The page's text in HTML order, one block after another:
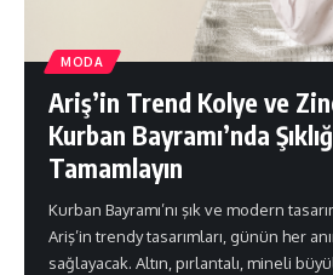
MODA
Ariş’in Trend Kolye ve
Kurban Bayramı’nda
Tamamlayın
Kurban Bayramı’nı şık ve modern
Ariş’in trendy tasarımları, günün her
sağlayacak. Altın, pırlantalı, mineli